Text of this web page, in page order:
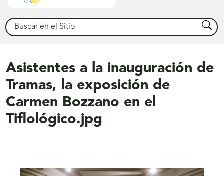
Buscar Buscar
Asistentes a la inauguración de
Tramas, la exposición de
Carmen Bozzano en el
Tiflológico.jpg